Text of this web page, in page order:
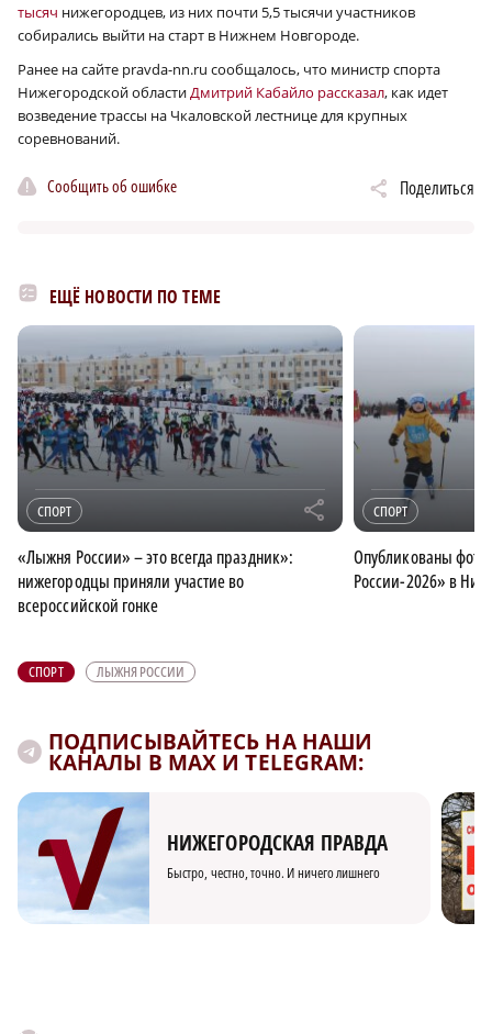
тысяч нижегородцев, из них почти 5,5 тысячи участников
собирались выйти на старт в Нижнем Новгороде.
Ранее на сайте pravda-nn.ru сообщалось, что министр спорта
Нижегородской областиДмитрий Кабайло рассказал, как идет
возведение трассы на Чкаловской лестнице для крупных
соревнований.
Сообщить об ошибке Поделиться
ЕЩЁ НОВОСТИ ПО ТЕМЕ
СПОРТ r
«Лыжня России» – это всегда праздник»:
нижегородцы приняли участие во
всероссийской гонке
СПОРТ
Опубликованы
России-2026» в
СПОРТ ЛЫЖНЯ РОССИИ
ПОДПИСЫВАЙТЕСЬ НА НАШИ
КАНАЛЫ В MAX И TELEGRAM:
НИЖЕГОРОДСКАЯ ПРАВДА
Быстро, честно, точно. И ничего лишнего